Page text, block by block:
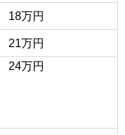
18万円
21万円
24万円